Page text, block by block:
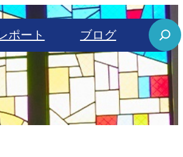
ポート ブログ
S
e
r
c